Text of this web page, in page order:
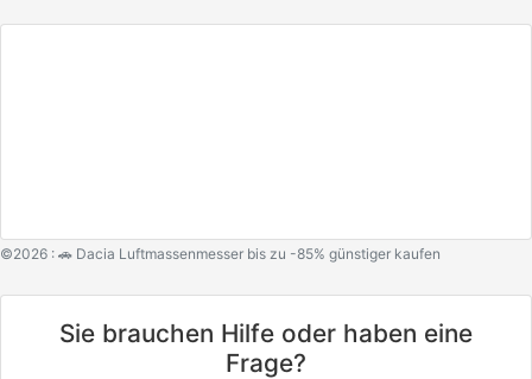
©2026 : 🚗 Dacia Luftmassenmesser bis zu -85% günstiger kaufen
Sie brauchen Hilfe oder haben eine
Frage?